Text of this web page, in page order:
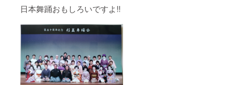
日本舞踊おもしろいですよ!!